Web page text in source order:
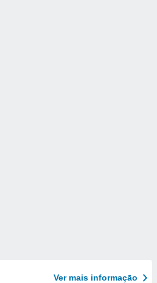
Ver mais informaçāo